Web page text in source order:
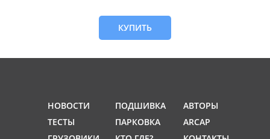
КУПИТЬ
НОВОСТИ
ТЕСТЫ
ПОДШИВКА
ПАРКОВКА
АВТОРЫ
ARCAP